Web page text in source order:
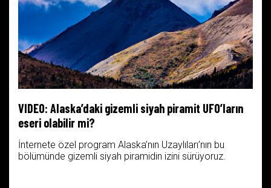
VIDEO: Alaska’daki gizemli siyah piramit UFO’ların
eseri olabilir mi?
İnternete özel program Alaska’nın Uzaylıları’nın bu
bölümünde gizemli siyah piramidin izini sürüyoruz.